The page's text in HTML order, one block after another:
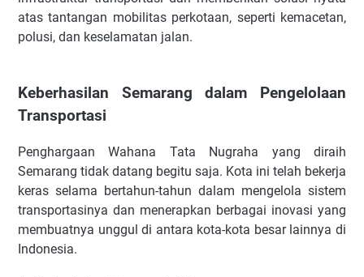
atas tantangan mobilitas perkotaan, seperti kemacetan,
polusi, dan keselamatan jalan.
Keberhasilan Semarang dalam Pengelolaan
Transportasi
Penghargaan Wahana Tata Nugraha yang diraih
Semarang tidak datang begitu saja. Kota ini telah bekerja
keras selama bertahun-tahun dalam mengelola sistem
transportasinya dan menerapkan berbagai inovasi yang
membuatnya unggul di antara kota-kota besar lainnya di
Indonesia.